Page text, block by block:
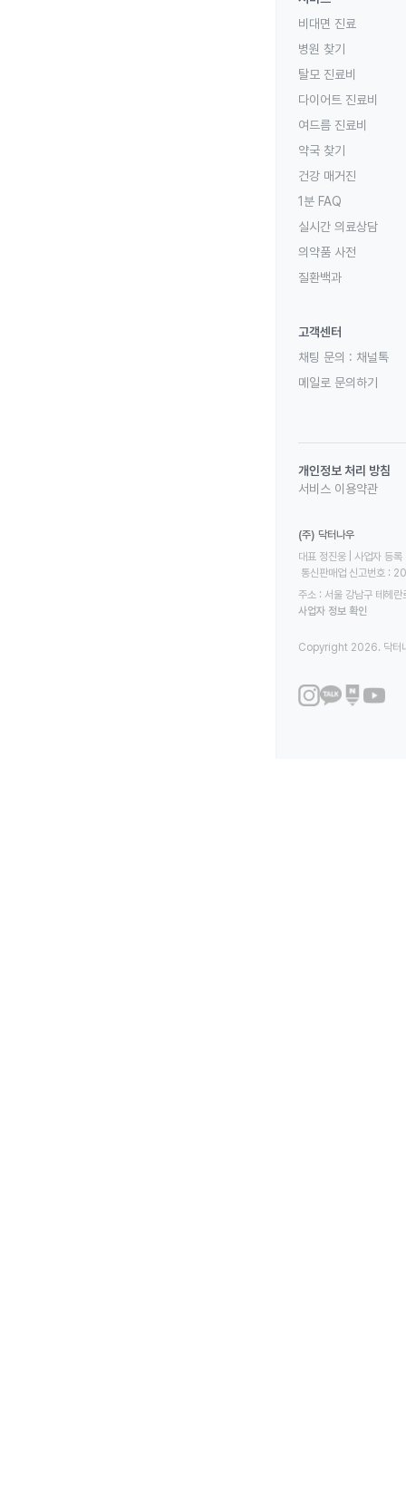
비대면 진료
병원 찾기
탈모 진료비
다이어트 진료비
여드름 진료비
약국 찾기
건강 매거진
1분 FAQ
실시간 의료상담
의약품 사전
질환백과
고객센터
채팅 문의 : 채널톡
메일로 문의하기
개인정보 처리 방침
서비스 이용약관
(주) 닥터나우
대표 정진웅 | 사업자
통신판매업 신고번호
주소 : 서울 강남구 테헤
사업자 정보 확인
Copyright 2026. 닥터